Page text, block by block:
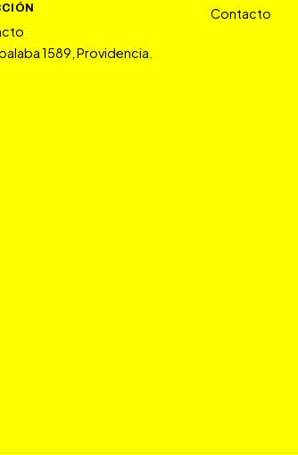
1589, Providencia.
Contacto